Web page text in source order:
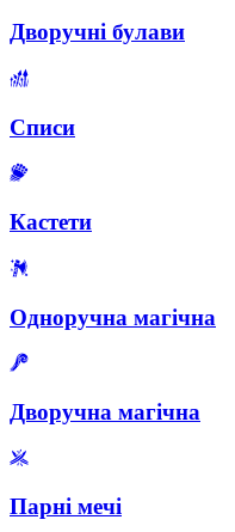
Дворучні булави
Списи
Кастети
Одноручна магічна
Дворучна магічна
Парні мечі